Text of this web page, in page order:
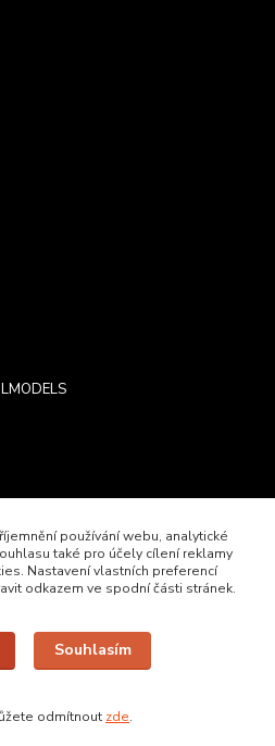
sběr cookies.
HEZKÝ DEN A MODRÉ NEBE.
používání webu, analytické
také pro účely cílení reklamy
Nastavení vlastních preferencí
odkazem ve spodní části stránek.
Souhlasím
odmítnout zde.